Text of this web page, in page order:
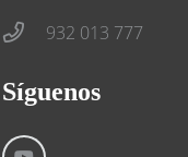
932 013 777
Síguenos